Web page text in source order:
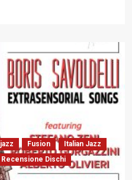
Fusion
Italian Jazz
Recensione Dischi